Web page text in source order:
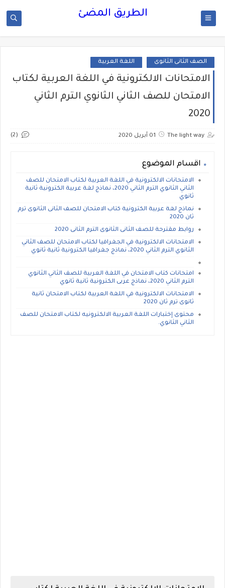
الطريق المضئ
الصف الثانى الثانوى اللغة العربية
الامتحانات الالكترونية في اللغة العربية لكتاب
الامتحان للصف الثاني الثانوي الترم الثاني
2020
The light way 01 أبريل 2020 (2)
اقسام الموضوع
الامتحانات الالكترونية في اللغة العربية لكتاب الامتحان للصف
الثاني الثانوي الترم الثاني 2020، نماذج لغة عربية الكترونية ثانية
ثانوي
نماذج لغة عربية الكترونية كتاب الامتحان للصف الثانى الثانوى ترم
ثان 2020
روابط مقترحة للصف الثانى الثانوى الترم الثانى 2020
الامتحانات الالكترونية في الجغرافيا لكتاب الامتحان للصف الثاني
الثانوي الترم الثاني 2020، نماذج جغرافيا الكترونية ثانية ثانوي
امتحانات كتاب الامتحان في اللغة العربية للصف الثاني الثانوي
الترم الثاني 2020، نماذج عربى الكترونية ثانية ثانوي
الامتحانات الالكترونية في اللغة العربية لكتاب الامتحان ثانية
ثانوى ترم ثان 2020
محتوى إختبارات اللغة العربية الالكترونيه لكتاب الامتحان للصف
الثاني الثانوي.